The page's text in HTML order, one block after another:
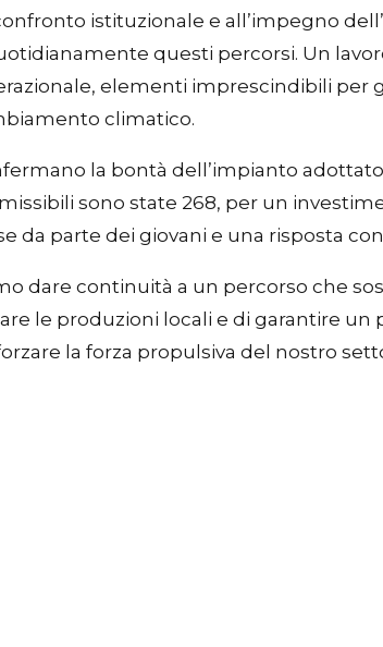
istituzionale e all’impegno
questi percorsi. Un
elementi imprescindibili per
climatico.
la bontà dell’impianto
sono state 268, per un
da parte dei giovani e una risposta
dare continuità a un percorso che
le produzioni locali e di garantire
la forza propulsiva del nostro